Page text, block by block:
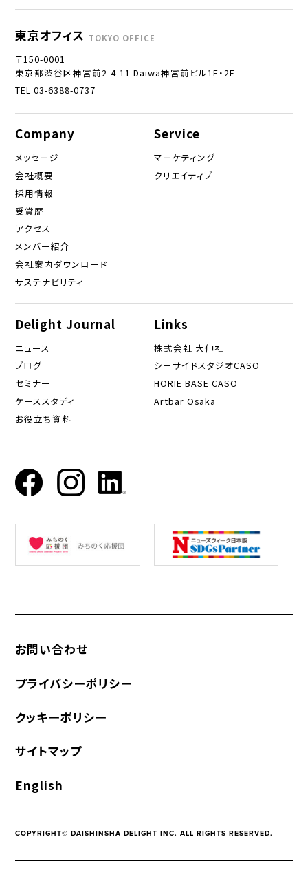
東京オフィス TOKYO OFFICE
〒150-0001
東京都渋谷区神宮前2-4-11 Daiwa神宮前ビル1F・2F
TEL 03-6388-0737
Company
メッセージ
会社概要
採用情報
受賞歴
アクセス
メンバー紹介
会社案内ダウンロード
サステナビリティ
Service
マーケティング
クリエイティブ
Delight Journal
ニュース
ブログ
セミナー
ケーススタディ
お役立ち資料
Links
株式会社 大伸社
シーサイドスタジオCASO
HORIE BASE CASO
Artbar Osaka
お問い合わせ
プライバシーポリシー
クッキーポリシー
サイトマップ
English
COPYRIGHT© DAISHINSHA DELIGHT INC. ALL RIGHTS RESERVED.